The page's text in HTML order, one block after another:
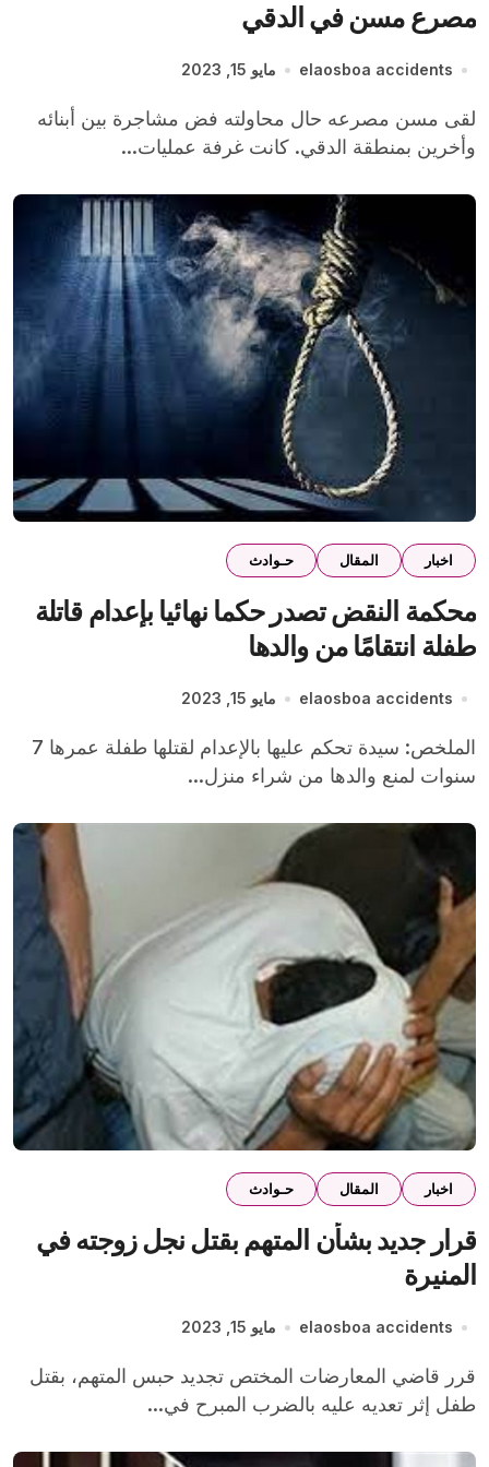
مصرع مسن في الدقي
elaosboa accidents مايو 15, 2023
لقى مسن مصرعه حال محاولته فض مشاجرة بين أبنائه
وأخرين بمنطقة الدقي. كانت غرفة عمليات...
اخبار المقال حـوادث
محكمة النقض تصدر حكما نهائيا بإعدام قاتلة
طفلة انتقامًا من والدها
elaosboa accidents مايو 15, 2023
الملخص: سيدة تحكم عليها بالإعدام لقتلها طفلة عمرها 7
سنوات لمنع والدها من شراء منزل...
اخبار المقال حـوادث
قرار جديد بشأن المتهم بقتل نجل زوجته في
المنيرة
elaosboa accidents مايو 15, 2023
قرر قاضي المعارضات المختص تجديد حبس المتهم، بقتل
طفل إثر تعديه عليه بالضرب المبرح في...